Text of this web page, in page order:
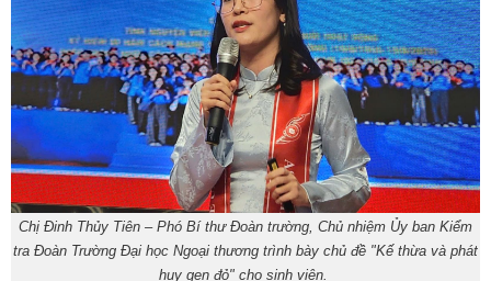
Chị Đinh Thủy Tiên – Phó Bí thư Đoàn trường, Chủ nhiệm Ủy ban Kiểm
tra Đoàn Trường Đại học Ngoại thương trình bày chủ đề "Kế thừa và phát
huy gen đỏ" cho sinh viên.